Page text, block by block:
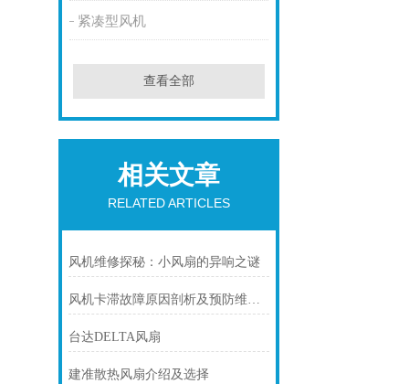
紧凑型风机
查看全部
相关文章
RELATED ARTICLES
风机维修探秘：小风扇的异响之谜
风机卡滞故障原因剖析及预防维护技巧
台达DELTA风扇
建准散热风扇介绍及选择